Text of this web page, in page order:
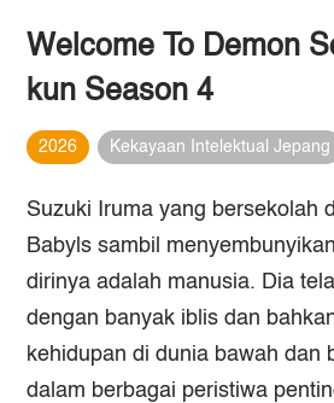
Welcome To Demon
kun Season 4
2026 Kekayaan Intelektual Jepang
Suzuki Iruma yang bersekolah
Babyls sambil
dirinya adalah manusia. Dia
dengan banyak iblis dan
kehidupan di dunia bawah dan
dalam berbagai peristiwa